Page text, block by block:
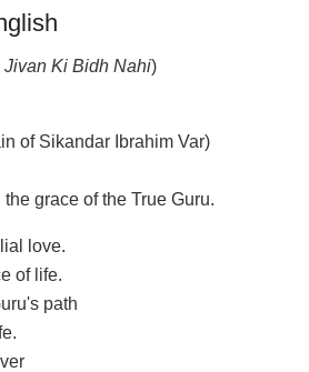
Jivan Ki Bidh Nahi)
of Sikandar Ibrahim Var)
grace of the True Guru.
love.
of life.
path